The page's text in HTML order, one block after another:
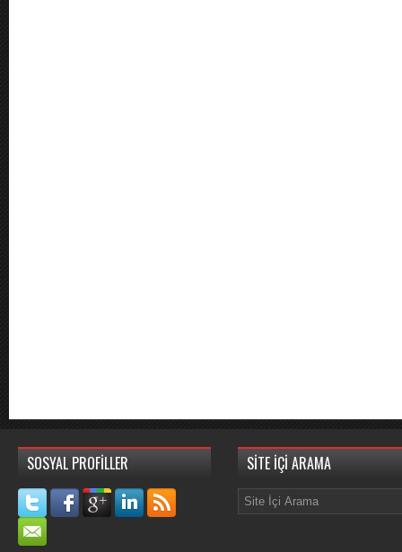
SOSYAL PROFİLLER SİTE İÇİ ARAMA